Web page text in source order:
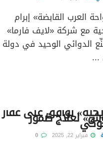
العرب القابضة» إبرام
مع شركة «لايف فارما»
الدوائي الوحيد في دولة
...
توافق على عقار
لعلاج ضمور
فبراير 22, 2025